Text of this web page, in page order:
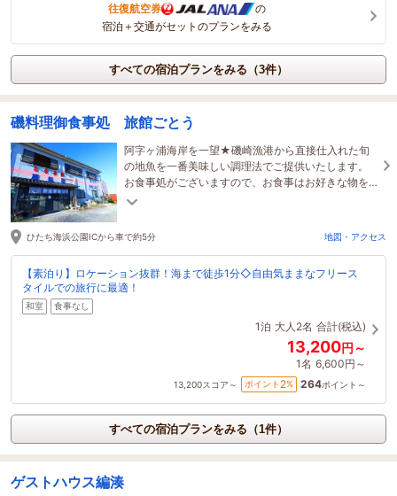
往復航空券
の
宿泊＋交通がセットのプランをみる
すべての宿泊プランをみる（3件）
磯料理御食事処 旅館ごとう
阿字ヶ浦海岸を一望★磯崎漁港から直接仕入れた旬
の地魚を一番美味しい調理法でご提供いたします。
お食事処がございますので、お食事はお好きな物を
ご注文下さい♪日帰りでの茨城観光もおすすめです！
ひたち海浜公園ICから車で約5分 地図・アクセス
【素泊り】ロケーション抜群！海まで徒歩1分◇自由気ままなフリース
タイルでの旅行に最適！
和室 食事なし
1泊 大人2名 合計(税込)
13,200円～
1名 6,600円～
13,200スコア～ ポイント 2% 264ポイント～
すべての宿泊プランをみる（1件）
ゲストハウス編湊